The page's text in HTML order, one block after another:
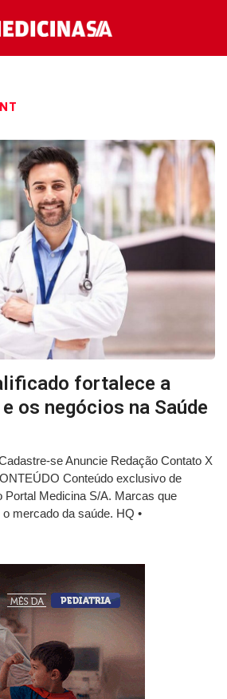
fortalece a
os negócios na Saúde
se Anuncie Redação Contato X
Conteúdo exclusivo de
Portal Medicina S/A. Marcas que
mercado da saúde. HQ •